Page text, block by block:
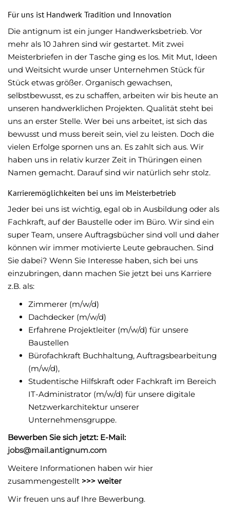
Für uns ist Handwerk Tradition und Innovation
Die antignum ist ein junger Handwerksbetrieb. Vor
mehr als 10 Jahren sind wir gestartet. Mit zwei
Meisterbriefen in der Tasche ging es los. Mit Mut, Ideen
und Weitsicht wurde unser Unternehmen Stück für
Stück etwas größer. Organisch gewachsen,
selbstbewusst, es zu schaffen, arbeiten wir bis heute an
unseren handwerklichen Projekten. Qualität steht bei
uns an erster Stelle. Wer bei uns arbeitet, ist sich das
bewusst und muss bereit sein, viel zu leisten. Doch die
vielen Erfolge spornen uns an. Es zahlt sich aus. Wir
haben uns in relativ kurzer Zeit in Thüringen einen
Namen gemacht. Darauf sind wir natürlich sehr stolz.
Karrieremöglichkeiten bei uns im Meisterbetrieb
Jeder bei uns ist wichtig, egal ob in Ausbildung oder als
Fachkraft, auf der Baustelle oder im Büro. Wir sind ein
super Team, unsere Auftragsbücher sind voll und daher
können wir immer motivierte Leute gebrauchen. Sind
Sie dabei? Wenn Sie Interesse haben, sich bei uns
einzubringen, dann machen Sie jetzt bei uns Karriere
z.B. als:
Zimmerer (m/w/d)
Dachdecker (m/w/d)
Erfahrene Projektleiter (m/w/d) für unsere
Baustellen
Bürofachkraft Buchhaltung, Auftragsbearbeitung
(m/w/d),
Studentische Hilfskraft oder Fachkraft im Bereich
IT-Administrator (m/w/d) für unsere digitale
Netzwerkarchitektur unserer
Unternehmensgruppe.
Bewerben Sie sich jetzt: E-Mail:
jobs@mail.antignum.com
Weitere Informationen haben wir hier
zusammengestellt >>> weiter
Wir freuen uns auf Ihre Bewerbung.